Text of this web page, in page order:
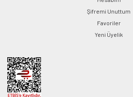
Şifremi Unuttum
Favoriler
Yeni Üyelik